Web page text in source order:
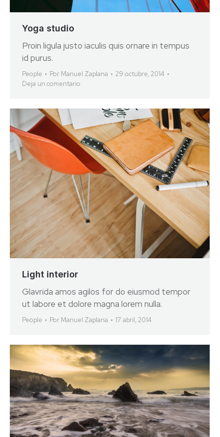
Yoga studio
Proin ligula justo iaculis quis ornare in tempus
id purus.
People Por Manuel Zaplana
29 octubre, 2014
Deja un comentario
Light interior
Glavrida amos agilos for do eiusmod tempor
ut labore et dolore magna lorem nulla.
People Por Manuel Zaplana 17 abril, 2014